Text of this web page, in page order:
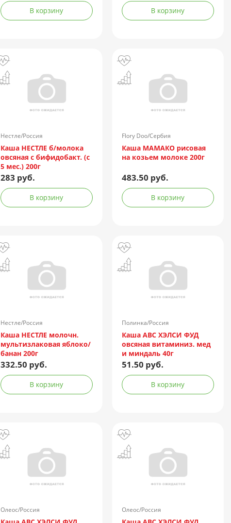
В корзину В корзину
Нестле/Россия
Каша НЕСТЛЕ б/молока
овсяная с бифидобакт. (с
5 мес.) 200г
283 руб.
В корзину
Flory Doo/Сербия
Каша МАМАКО рисовая
на козьем молоке 200г
483.50 руб.
В корзину
Нестле/Россия
Каша НЕСТЛЕ молочн.
мультизлаковая яблоко/
банан 200г
332.50 руб.
В корзину
Полинка/Россия
Каша АВС ХЭЛСИ ФУД
овсяная витаминиз. мед
и миндаль 40г
51.50 руб.
В корзину
Олеос/Россия Олеос/Россия